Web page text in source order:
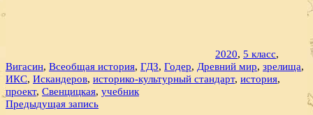
2020, 5 класс,
Вигасин, Всеобщая история, ГДЗ, Годер, Древний мир, зрелища,
ИКС, Искандеров, историко-культурный стандарт, история,
проект, Свенцицкая, учебник
Навигация
Предыдущая запись